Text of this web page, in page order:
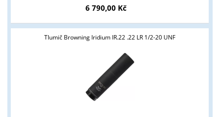
6 790,00 Kč
Tlumič Browning Iridium IR.22 .22 LR 1/2-20 UNF